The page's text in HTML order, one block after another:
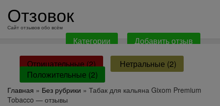
содержанию
Отзовок
Сайт отзывов обо всём
Категории Добавить отзыв
Отрицательные (2)
Нетральные (2)
Положительные (2)
Главная » Без рубрики » Табак для кальяна Gixom Premium
Tobacco — отзывы